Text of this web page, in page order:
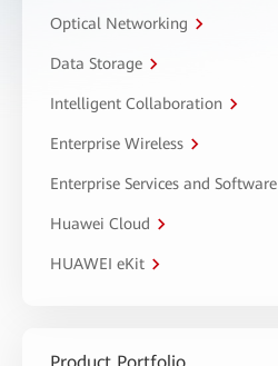
Optical Networking
Data Storage
Intelligent Collaboration
Enterprise Wireless
Enterprise Services and Software
Huawei Cloud
HUAWEI eKit